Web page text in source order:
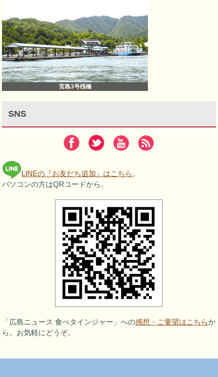
宮島3号桟橋
SNS
LINEの『お友だち追加』はこちら。
パソコンの方はQRコードから。
「広島ニュース 食べタインジャー」への感想・ご要望はこちらか
ら。お気軽にどうぞ。